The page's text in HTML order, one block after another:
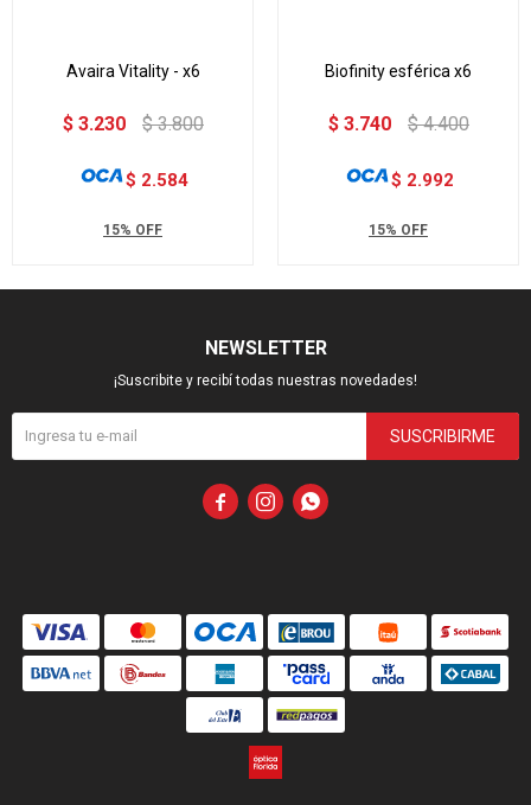
Avaira Vitality - x6
$ 3.230 $ 3.800
$ 2.584
15% OFF
Biofinity esférica x6
$ 3.740 $ 4.400
$ 2.992
15% OFF
NEWSLETTER
¡Suscribite y recibí todas nuestras novedades!
SUSCRIBIRME
  